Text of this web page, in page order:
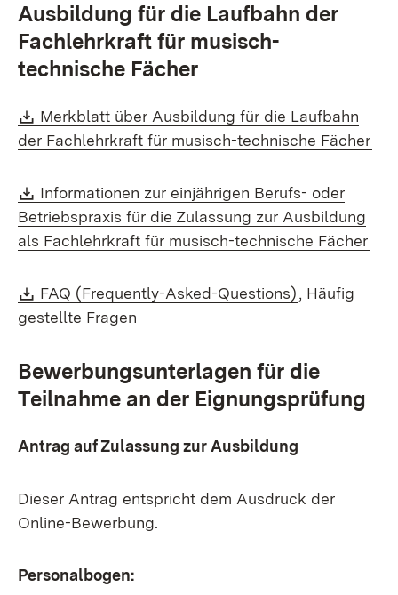
Ausbildung für die Laufbahn der
Fachlehrkraft für musisch-
technische Fächer
Download:
Merkblatt über Ausbildung für die Laufbahn
der Fachlehrkraft für musisch-technische Fächer
Download:
Informationen zur einjährigen Berufs- oder
Betriebspraxis für die Zulassung zur Ausbildung
als Fachlehrkraft für musisch-technische Fächer
Download:
FAQ (Frequently-Asked-Questions) (Öffnet in
, Häufig
gestellte Fragen
Bewerbungsunterlagen für die
Teilnahme an der Eignungsprüfung
Antrag auf Zulassung zur Ausbildung
Dieser Antrag entspricht dem Ausdruck der
Online-Bewerbung.
Personalbogen: